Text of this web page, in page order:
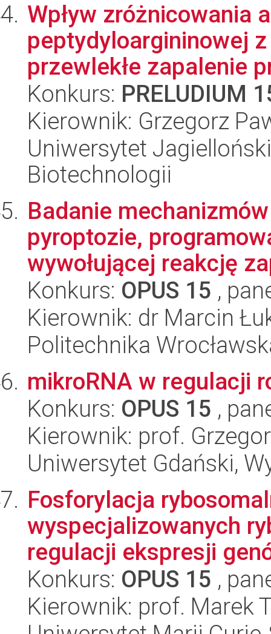
Wpływ zróżnicowania
peptydyloargininowej
przewlekłe zapalenie
Konkurs: PRELUDIUM
Kierownik: Grzegorz
Uniwersytet
Biotechnologii
Badanie
pyroptozie,
wywołującej reakcję
Konkurs: OPUS 15 ,
Kierownik: dr Marcin
Politechnika
mikroRNA w regulacji
Konkurs: OPUS 15 ,
Kierownik: prof.
Uniwersytet Gdański,
Fosforylacja
wyspecjalizowanych
regulacji ekspresji
Konkurs: OPUS 15 ,
Kierownik: prof. Marek